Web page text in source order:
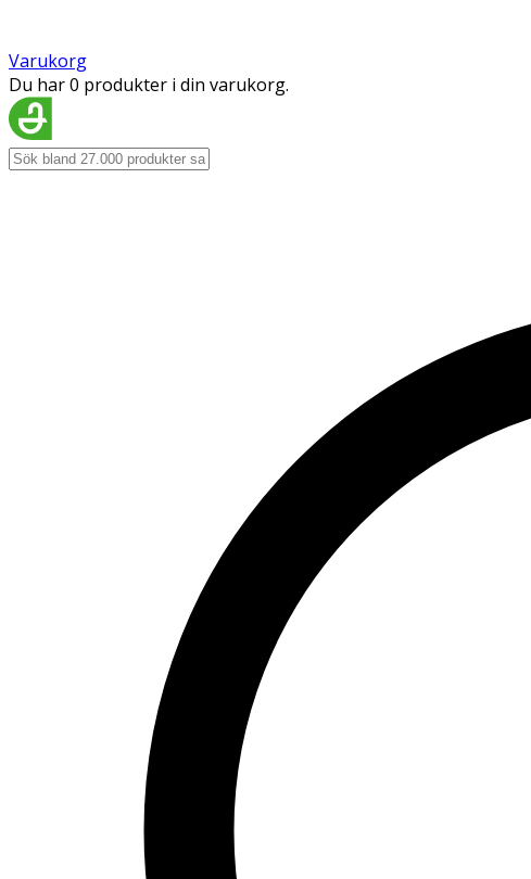
Varukorg
Du har 0 produkter i din varukorg.